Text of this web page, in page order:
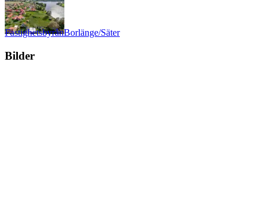
FastighetsbyrånBorlänge/Säter
Bilder